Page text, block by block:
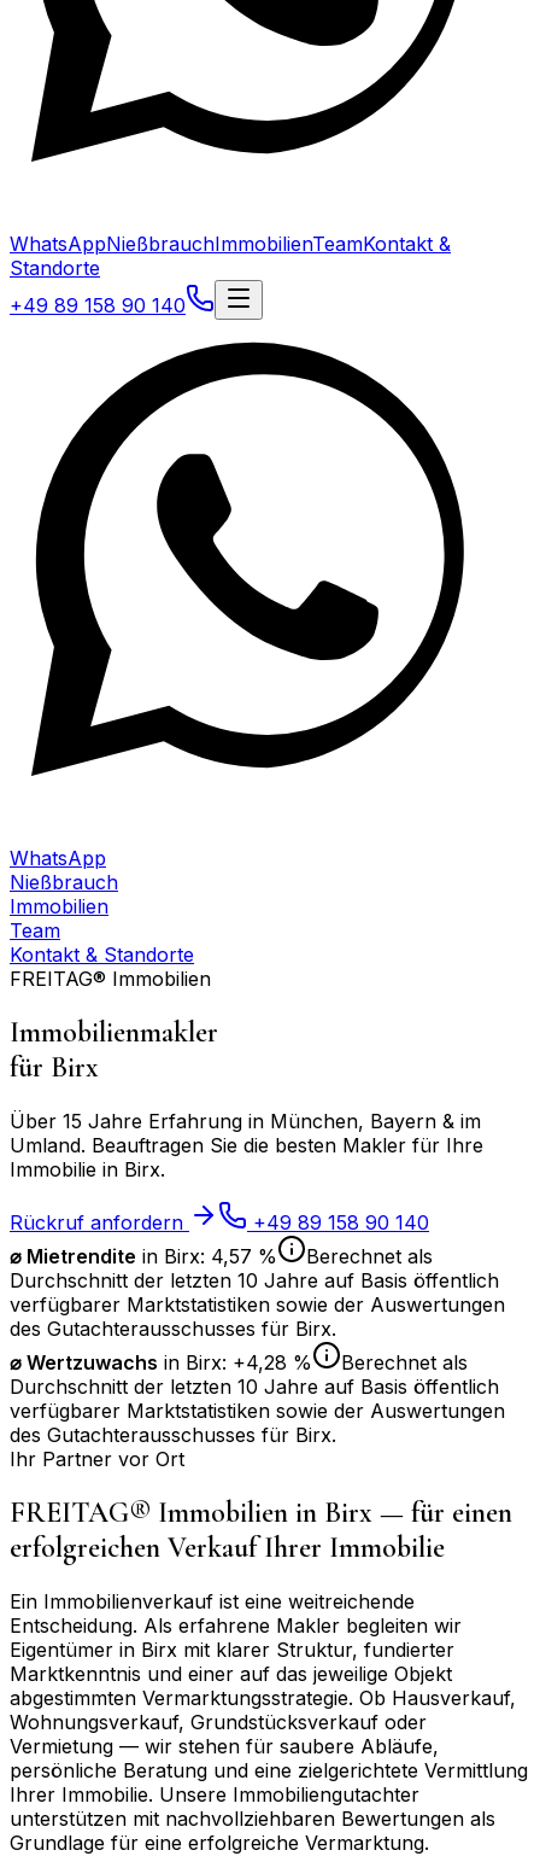
WhatsAppNießbrauchImmobilienTeamKontakt &
Standorte
+49 89 158 90 140
WhatsApp
Nießbrauch
Immobilien
Team
Kontakt & Standorte
FREITAG® Immobilien
Immobilienmakler
für Birx
Über 15 Jahre Erfahrung in München, Bayern & im
Umland. Beauftragen Sie die besten Makler für Ihre
Immobilie in Birx.
Rückruf anfordern
+49 89 158 90 140
⌀ Mietrendite in Birx: 4,57 %
Berechnet als
Durchschnitt der letzten 10 Jahre auf Basis öffentlich
verfügbarer Marktstatistiken sowie der Auswertungen
des Gutachterausschusses für Birx.
⌀ Wertzuwachs in Birx: +4,28 %
Berechnet als
Durchschnitt der letzten 10 Jahre auf Basis öffentlich
verfügbarer Marktstatistiken sowie der Auswertungen
des Gutachterausschusses für Birx.
Ihr Partner vor Ort
FREITAG® Immobilien in Birx — für einen
erfolgreichen Verkauf Ihrer Immobilie
Ein Immobilienverkauf ist eine weitreichende
Entscheidung. Als erfahrene Makler begleiten wir
Eigentümer in Birx mit klarer Struktur, fundierter
Marktkenntnis und einer auf das jeweilige Objekt
abgestimmten Vermarktungsstrategie. Ob Hausverkauf,
Wohnungsverkauf, Grundstücksverkauf oder
Vermietung — wir stehen für saubere Abläufe,
persönliche Beratung und eine zielgerichtete Vermittlung
Ihrer Immobilie. Unsere Immobiliengutachter
unterstützen mit nachvollziehbaren Bewertungen als
Grundlage für eine erfolgreiche Vermarktung.